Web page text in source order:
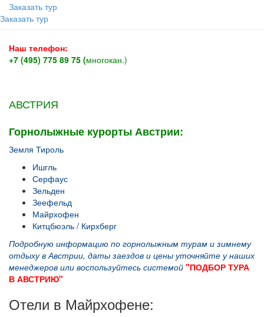
Заказать тур
Заказать тур
Наш телефон:
+7 (495) 775 89 75 (многокан.)
АВСТРИЯ
Горнолыжные курорты Австрии:
Земля Тироль
Ишгль
Серфаус
Зельден
Зеефельд
Майрхофен
Китцбюэль / Кирхберг
Подробную информацию по горнолыжным турам и зимнему
отдыху в Австрии, даты заездов и цены уточняйте у наших
менеджеров или воспользуйтесь системой "ПОДБОР ТУРА
В АВСТРИЮ"
Отели в Майрхофене: